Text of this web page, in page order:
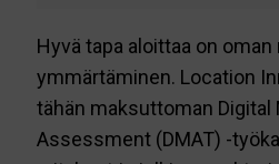
Hyvä tapa aloittaa on
ymmärtäminen. Location
tähän maksuttoman Digital
Assessment (DMAT) -